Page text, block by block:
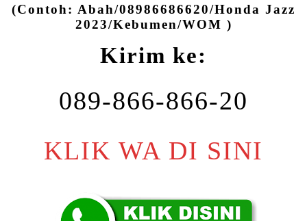
(Contoh: Abah/08986686620/Honda Jazz
2023/Kebumen/WOM )
Kirim ke:
089-866-866-20
KLIK WA DI SINI